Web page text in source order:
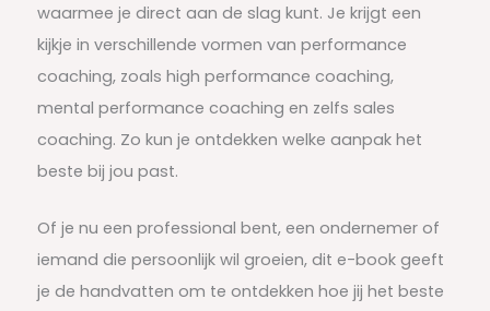
waarmee je direct aan de slag kunt. Je krijgt een
kijkje in verschillende vormen van performance
coaching, zoals high performance coaching,
mental performance coaching en zelfs sales
coaching. Zo kun je ontdekken welke aanpak het
beste bij jou past.
Of je nu een professional bent, een ondernemer of
iemand die persoonlijk wil groeien, dit e-book geeft
je de handvatten om te ontdekken hoe jij het beste